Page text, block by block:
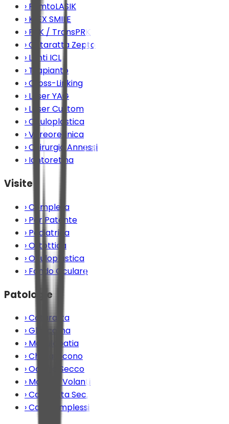
› FemtoLASIK
› KLEX SMILE
› PRK / TransPRK
›Cataratta Zepto
› Lenti ICL
› Trapianto
›Cross-Linking
› Laser YAG
› Laser Custom
›Oculoplastica
›Vitreoretinica
›Chirurgia Annessi
› Iontoretina
Visite
›Completa
› Per Patente
› Pediatrica
›Ortottica
›Oculoplastica
› Fondo Oculare
Patologie
›Cataratta
›Glaucoma
› Maculopatia
›Cheratocono
›Occhio Secco
› Mosche Volanti
›Cataratta Sec.
›Casi Complessi